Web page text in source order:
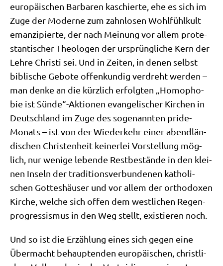
euro­päi­schen Bar­ba­ren kaschier­te, ehe es sich im
Zuge der Moder­ne zum zahn­lo­sen Wohl­fühl­kult
eman­zi­pier­te, der nach Mei­nung vor allem pro­te­
stan­ti­scher Theo­lo­gen der ursprüng­li­che Kern der
Leh­re Chri­sti sei. Und in Zei­ten, in denen selbst
bibli­sche Gebo­te offen­kun­dig ver­dreht wer­den –
man den­ke an die kürz­lich erfolg­ten „Homo­pho­
bie ist Sünde“-Aktionen evan­ge­li­scher Kir­chen in
Deutsch­land im Zuge des soge­nann­ten pri­de-
Monats – ist von der Wie­der­kehr einer abend­län­
di­schen Chri­sten­heit kei­ner­lei Vor­stel­lung mög­
lich, nur weni­ge leben­de Rest­be­stän­de in den klei­
nen Inseln der tra­di­ti­ons­ver­bun­de­nen katho­li­
schen Got­tes­häu­ser und vor allem der ortho­do­xen
Kir­che, wel­che sich offen dem west­li­chen Regen­
pro­gres­sis­mus in den Weg stellt, exi­stie­ren noch.
Und so ist die Erzäh­lung eines sich gegen eine
Über­macht behaup­ten­den euro­päi­schen, christ­li­